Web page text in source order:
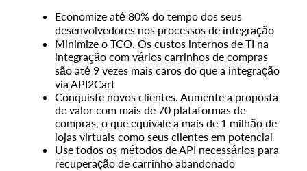
Economize até 80% do tempo dos seus
desenvolvedores nos processos de integração
Minimize o TCO. Os custos internos de TI na
integração com vários carrinhos de compras
são até 9 vezes mais caros do que a integração
via API2Cart
Conquiste novos clientes. Aumente a proposta
de valor com mais de 70 plataformas de
compras, o que equivale a mais de 1 milhão de
lojas virtuais como seus clientes em potencial
Use todos os métodos de API necessários para
recuperação de carrinho abandonado